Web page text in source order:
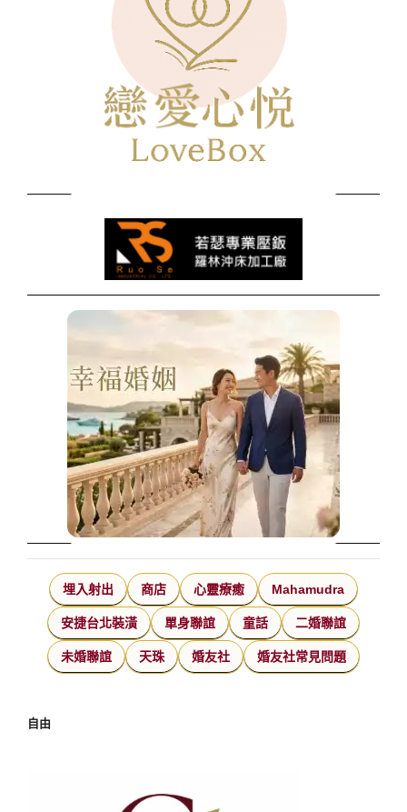
埋入射出 商店 心靈療癒 Mahamudra
安捷台北裝潢 單身聯誼 童話 二婚聯誼
未婚聯誼 天珠 婚友社 婚友社常見問題
自由